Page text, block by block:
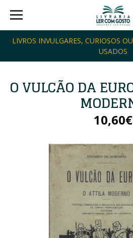
LIVROS INVULGARES, CURIOSOS
USADOS
O VULCÃO DA
10,60€